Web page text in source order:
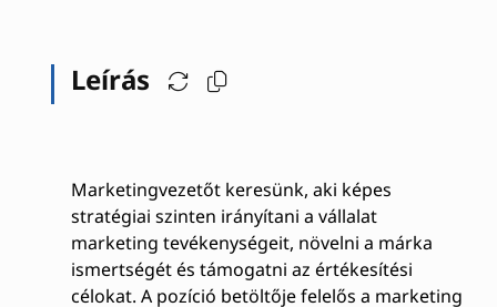
Leírás
Marketingvezetőt keresünk, aki képes
stratégiai szinten irányítani a vállalat
marketing tevékenységeit, növelni a márka
ismertségét és támogatni az értékesítési
célokat. A pozíció betöltője felelős a marketing